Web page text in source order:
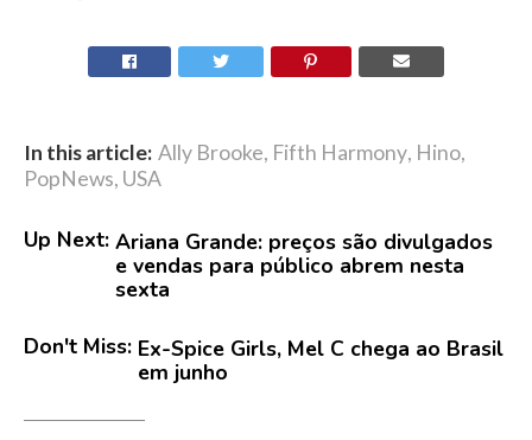
In this article: Ally Brooke, Fifth Harmony, Hino,
PopNews, USA
Up Next: Ariana Grande: preços são divulgados
e vendas para público abrem nesta
sexta
Don't Miss: Ex-Spice Girls, Mel C chega ao Brasil
em junho